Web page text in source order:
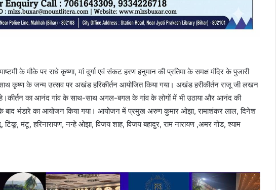
के मौके पर राधे कृष्णा, मां दुर्गा एवं संकट हरण हनुमान की प्रतिमा के समक्ष मंदिर के पुजारी
कृष्ण के जन्म उत्सव पर अखंड हरिकीर्तन आयोजित किया गया। अखंड हरीकीर्तन राजू जी लखन
का आनंद गांव के साथ-साथ अगल-बगल के गांव के लोगों में भी उठाया और आनंद की
के बाद भंडारे का आयोजन किया गया। आयोजन में प्रमुख अरुण कुमार ओझा, रामाशंकर लाल, दिनेश
टिंकू, मंटू, हरिनारायण, नन्हे ओझा, विजय शाह, विजय बहादुर, राम नारायण ,अमर गोंड, श्याम